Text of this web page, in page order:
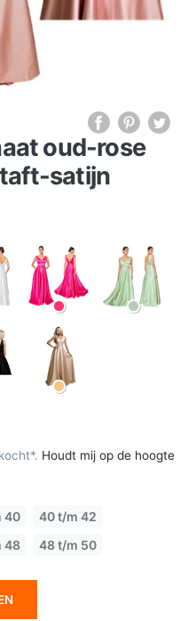
oud-rose
satijn
Houdt mij op de hoogte
40
40 t/m 42
48 48 t/m 50